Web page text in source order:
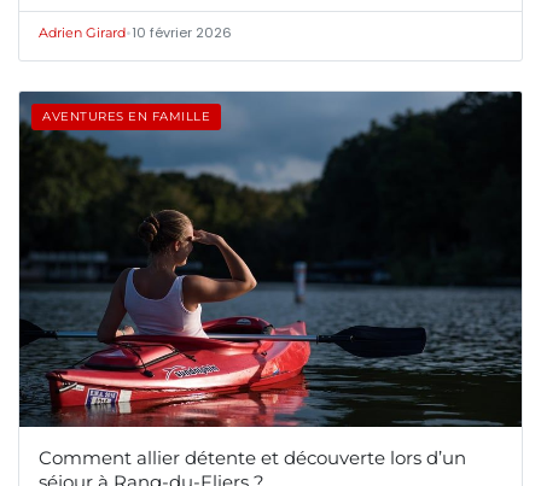
Adrien Girard•10 février 2026
AVENTURES EN FAMILLE
Comment allier détente et découverte lors d’un
séjour à Rang-du-Fliers ?